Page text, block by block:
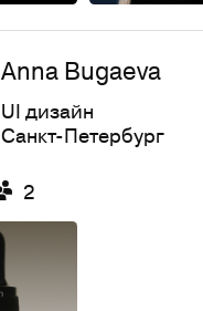
Anna Bugaeva
UI дизайн
Санкт-Петербург
2